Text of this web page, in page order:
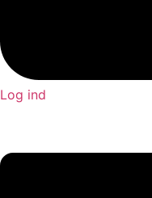
Log ind